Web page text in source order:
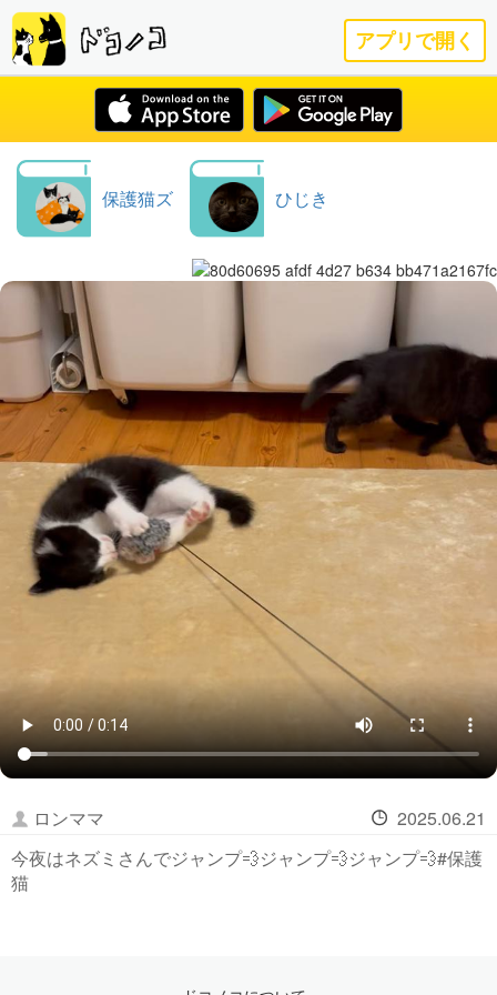
アプリで開く
保護猫ズ ひじき
ロンママ
2025.06.21
今夜はネズミさんでジャンプ💨ジャンプ💨ジャンプ💨#保護
猫